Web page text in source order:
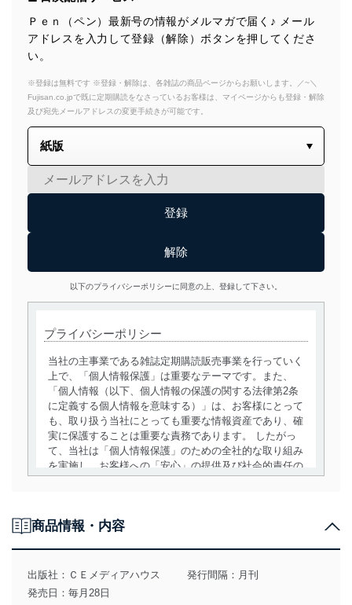
Ｐｅｎ（ペン）最新号の情報がメルマガで届く♪ メール
アドレスを入力して登録（解除）ボタンを押してくださ
い。
※登録は無料です ※登録・解除は、各雑誌の商品ページからお願いします。／~＼
Fujisan.co.jpで既に定期購読をなさっているお客様は、マイページからも登録・解除
及び宛先メールアドレスの変更手続きが可能です。
以下のプライバシーポリシーに同意の上、登録して下さい。
プライバシーポリシー
当社の主事業である雑誌定期購読販売事業を行っていく
上で、「個人情報保護」は重要なテーマです。また、
「個人情報（以下、個人情報の保護の関する法律第2条
に定義する個人情報を意味する）」は、お客様にとって
も、取り扱う当社にとっても重要な情報資産であり、確
実に保護することは重要な責務であります。 したがっ
て、当社は「個人情報保護」のための全社的な取り組み
を実施し、お客様への「安心」の提供及び社会的責任の
用目的を明確にし、本人の同意を得たうえで利用目的の
達成に必要な範囲内で適法かつ公正な手段によって取
得・利用・提供を行います。また、当社が保有している
個人情報は、同意を得ずに目的外利用、第三者への提
商品情報・内容
出版社： ＣＥメディアハウス
発行間隔：月刊
発売日：毎月28日